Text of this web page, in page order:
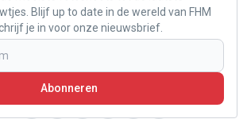
Blijf up to date in de wereld van FHM
je in voor onze nieuwsbrief.
Abonneren